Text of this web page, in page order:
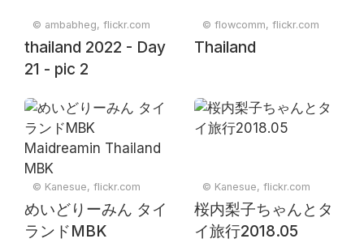
© ambabheg, flickr.com
thailand 2022 - Day
21 - pic 2
© flowcomm, flickr.com
Thailand
© Kanesue, flickr.com
めいどりーみん タイ
ランドMBK
© Kanesue, flickr.com
桜内梨子ちゃんとタ
イ旅行2018.05